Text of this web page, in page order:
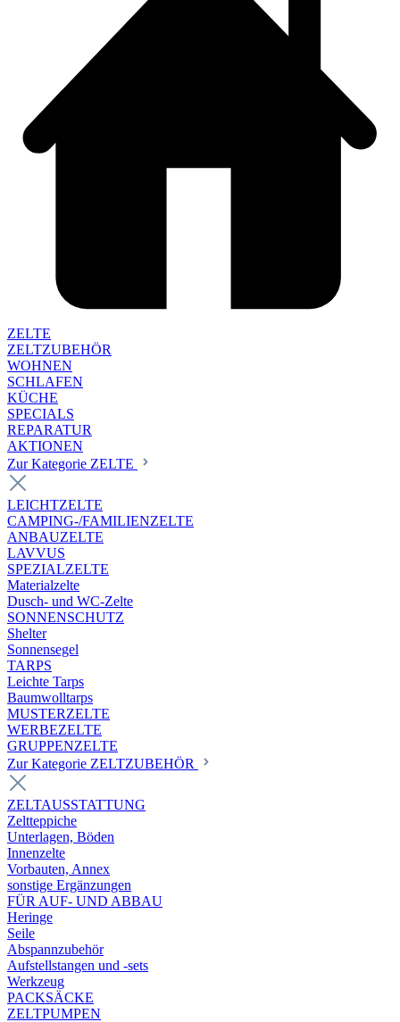
ZELTE
ZELTZUBEHÖR
WOHNEN
SCHLAFEN
KÜCHE
SPECIALS
REPARATUR
AKTIONEN
Zur Kategorie ZELTE
LEICHTZELTE
CAMPING-/FAMILIENZELTE
ANBAUZELTE
LAVVUS
SPEZIALZELTE
Materialzelte
Dusch- und WC-Zelte
SONNENSCHUTZ
Shelter
Sonnensegel
TARPS
Leichte Tarps
Baumwolltarps
MUSTERZELTE
WERBEZELTE
GRUPPENZELTE
Zur Kategorie ZELTZUBEHÖR
ZELTAUSSTATTUNG
Zeltteppiche
Unterlagen, Böden
Innenzelte
Vorbauten, Annex
sonstige Ergänzungen
FÜR AUF- UND ABBAU
Heringe
Seile
Abspannzubehör
Aufstellstangen und -sets
Werkzeug
PACKSÄCKE
ZELTPUMPEN